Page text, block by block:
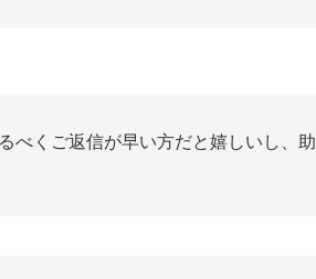
べくご返信が早い方だと嬉しいし、助